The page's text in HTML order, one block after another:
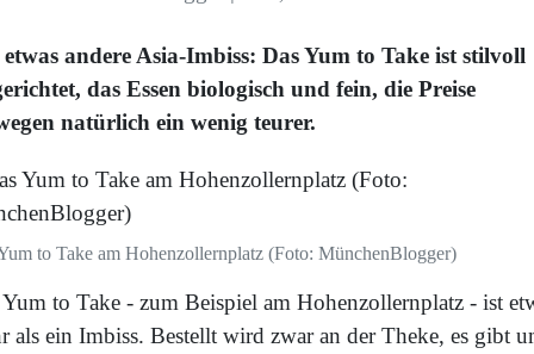
andere Asia-Imbiss: Das Yum to Take ist stilvoll
das Essen biologisch und fein, die Preise
natürlich ein wenig teurer.
to Take am Hohenzollernplatz (Foto: MünchenBlogger)
Yum to Take - zum Beispiel am Hohenzollernplatz - ist
als ein Imbiss. Bestellt wird zwar an der Theke, es gibt